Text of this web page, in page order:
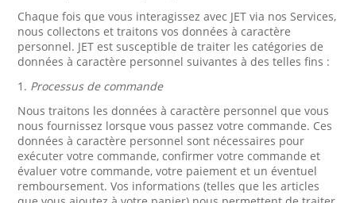
Chaque fois que vous interagissez avec JET via nos Services,
nous collectons et traitons vos données à caractère
personnel. JET est susceptible de traiter les catégories de
données à caractère personnel suivantes à des telles fins :
1. Processus de commande
Nous traitons les données à caractère personnel que vous
nous fournissez lorsque vous passez votre commande. Ces
données à caractère personnel sont nécessaires pour
exécuter votre commande, confirmer votre commande et
évaluer votre commande, votre paiement et un éventuel
remboursement. Vos informations (telles que les articles